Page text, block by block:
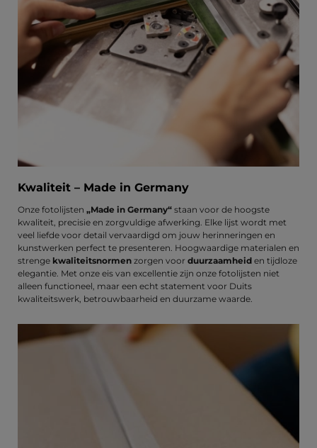
Kwaliteit – Made in Germany
Onze fotolijsten „Made in Germany“ staan voor de hoogste
kwaliteit, precisie en zorgvuldige afwerking. Elke lijst wordt met
veel liefde voor detail vervaardigd om jouw herinneringen en
kunstwerken perfect te presenteren. Hoogwaardige materialen en
strenge kwaliteitsnormen zorgen voor duurzaamheid en tijdloze
elegantie. Met onze eis van excellentie zijn onze fotolijsten niet
alleen functioneel, maar een echt statement voor Duits
kwaliteitswerk, betrouwbaarheid en duurzame waarde.